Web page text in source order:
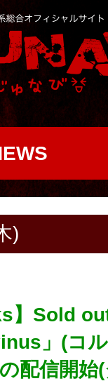
)
】Sold
」(コ
配信開始